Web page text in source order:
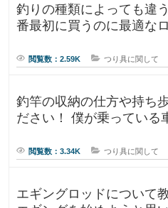
釣りの種類によっても違
番最初に買うのに最適な
閲覧数：2.59K つり具に関して
釣竿の収納の仕方や持ち
ださい！ 僕が乗っている車はヴィッツなのです
閲覧数：3.34K つり具に関して
エギングロッドについて